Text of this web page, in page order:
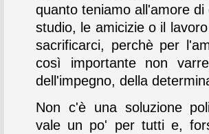
quanto teniamo all'amore
studio, le amicizie o il
sacrificarci, perchè per
così importante non
dell'impegno, della
Non c'è una soluzione
vale un po' per tutti e,